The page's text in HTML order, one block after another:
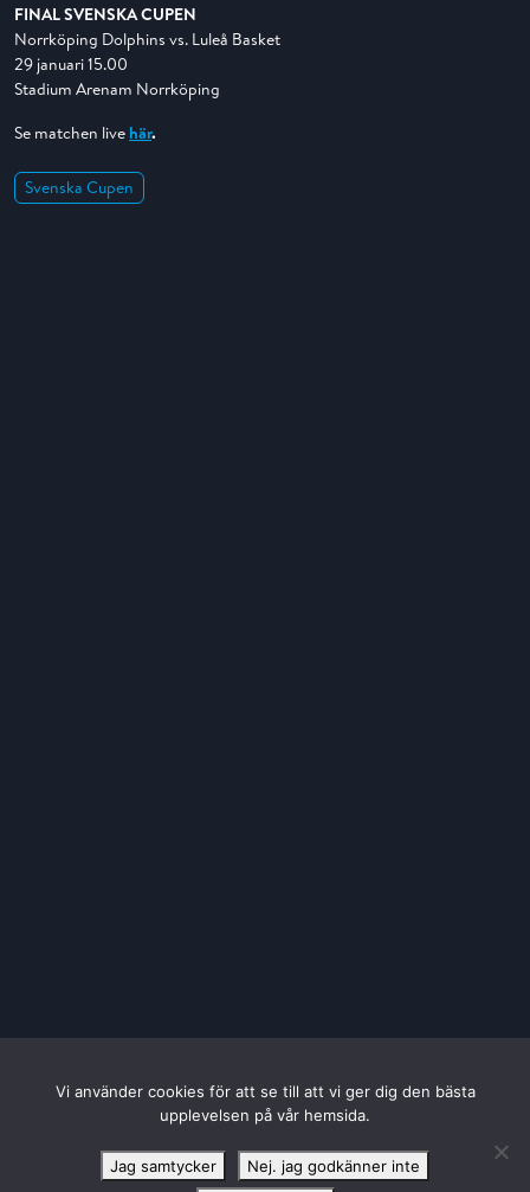
FINAL SVENSKA CUPEN
Norrköping Dolphins vs. Luleå Basket
29 januari 15.00
Stadium Arenam Norrköping
Se matchen live här.
Svenska Cupen
HUVUDPARTNER TILL SBL DAM
Vi använder cookies för att se till att vi ger dig den bästa
upplevelsen på vår hemsida.
Jag samtycker
Nej. jag godkänner inte